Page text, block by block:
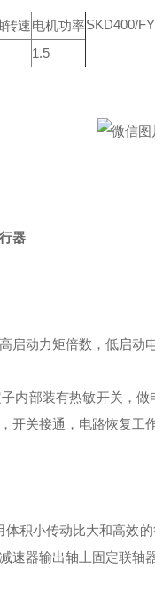
转速电机功率
1.5
SKD400/
器
启动力矩倍数，低启动
内部装有热敏开关，
开关接通，电路恢复工作
积小传动比大和高效
速器输出轴上固定联轴